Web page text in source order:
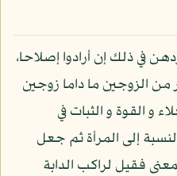
في ذلك إن أرادوا إصلاحا،
من الزوجين ما داما زوجين
و القوة و الثبات في
إلى المرأة ثم جعل
فقيل لراكب الدابة